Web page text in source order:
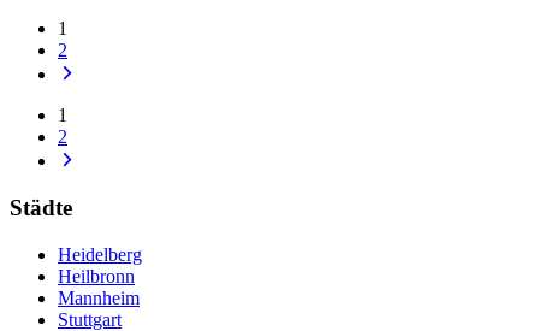
1
2
1
2
Städte
Heidelberg
Heilbronn
Mannheim
Stuttgart